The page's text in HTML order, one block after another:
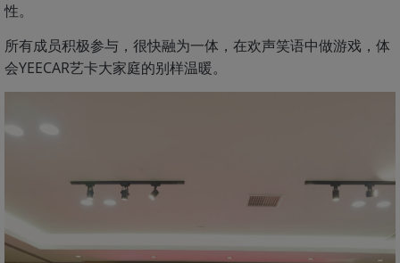
性。
所有成员积极参与，很快融为一体，在欢声笑语中做游戏，体
会YEECAR艺卡大家庭的别样温暖。